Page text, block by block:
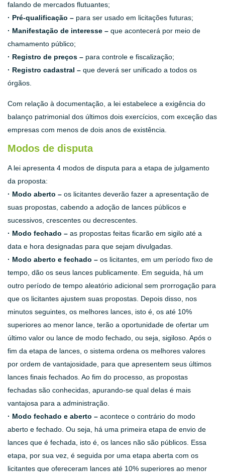
falando de mercados flutuantes;
· Pré-qualificação – para ser usado em licitações futuras;
· Manifestação de interesse – que acontecerá por meio de
chamamento público;
· Registro de preços – para controle e fiscalização;
· Registro cadastral – que deverá ser unificado a todos os
órgãos.
Com relação à documentação, a lei estabelece a exigência do
balanço patrimonial dos últimos dois exercícios, com exceção das
empresas com menos de dois anos de existência.
Modos de disputa
A lei apresenta 4 modos de disputa para a etapa de julgamento
da proposta:
· Modo aberto – os licitantes deverão fazer a apresentação de
suas propostas, cabendo a adoção de lances públicos e
sucessivos, crescentes ou decrescentes.
· Modo fechado – as propostas feitas ficarão em sigilo até a
data e hora designadas para que sejam divulgadas.
· Modo aberto e fechado – os licitantes, em um período fixo de
tempo, dão os seus lances publicamente. Em seguida, há um
outro período de tempo aleatório adicional sem prorrogação para
que os licitantes ajustem suas propostas. Depois disso, nos
minutos seguintes, os melhores lances, isto é, os até 10%
superiores ao menor lance, terão a oportunidade de ofertar um
último valor ou lance de modo fechado, ou seja, sigiloso. Após o
fim da etapa de lances, o sistema ordena os melhores valores
por ordem de vantajosidade, para que apresentem seus últimos
lances finais fechados. Ao fim do processo, as propostas
fechadas são conhecidas, apurando-se qual delas é mais
vantajosa para a administração.
· Modo fechado e aberto – acontece o contrário do modo
aberto e fechado. Ou seja, há uma primeira etapa de envio de
lances que é fechada, isto é, os lances não são públicos. Essa
etapa, por sua vez, é seguida por uma etapa aberta com os
licitantes que ofereceram lances até 10% superiores ao menor